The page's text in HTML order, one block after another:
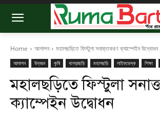
Home আলাপন মহালছড়িতে ফিস্টুলা সনাক্তকরণ ক্যাম্পেইন উদ্বোধন
আলাপন উন্নয়ন কৃষি খাগড়াছড়ি মহালছড়ি লাইফডেস্ক শিক্ষা
মহালছড়িতে ফিস্টুলা
ক্যাম্পেইন উদ্বোধন